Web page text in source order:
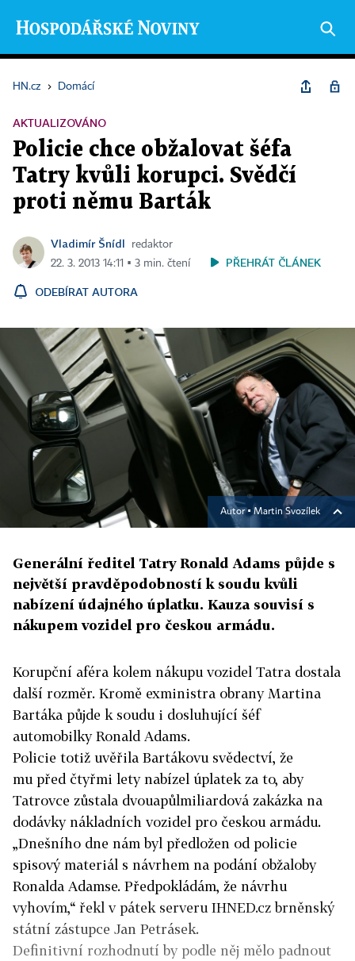
HN.cz › Domácí
AKTUALIZOVÁNO
Policie chce obžalovat šéfa
Tatry kvůli korupci. Svědčí
proti němu Barták
Vladimír Šnídl
redaktor
22. 3. 2013 14:11 ▪ 3 min. čtení
PŘEHRÁT ČLÁNEK
ODEBÍRAT AUTORA
Autor ▪ Martin Svozílek
Generální ředitel Tatry Ronald Adams půjde s
největší pravděpodobností k soudu kvůli
nabízení údajného úplatku. Kauza souvisí s
nákupem vozidel pro českou armádu.
Korupční aféra kolem nákupu vozidel Tatra dostala
další rozměr. Kromě exministra obrany Martina
Bartáka půjde k soudu i dosluhující šéf
automobilky Ronald Adams.
Policie totiž uvěřila Bartákovu svědectví, že
mu před čtyřmi letynabízel úplatek za to, aby
Tatrovce zůstala dvouapůlmiliardová zakázka na
dodávky nákladních vozidel pro českou armádu.
„Dnešního dne nám byl předložen od policie
spisový materiál s návrhem na podání obžaloby
Ronalda Adamse. Předpokládám, že návrhu
vyhovím,“ řekl v pátek serveru IHNED.cz brněnský
státní zástupce Jan Petrásek.
Definitivní rozhodnutí by podle něj mělo padnout